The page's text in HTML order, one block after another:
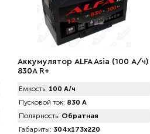
Аккумулятор АLFA Asia (100 А/ч)
830A R+
Емкость: 100 А/ч
Пусковой ток: 830 А
Полярность: Обратная
Габариты: 304x173x220